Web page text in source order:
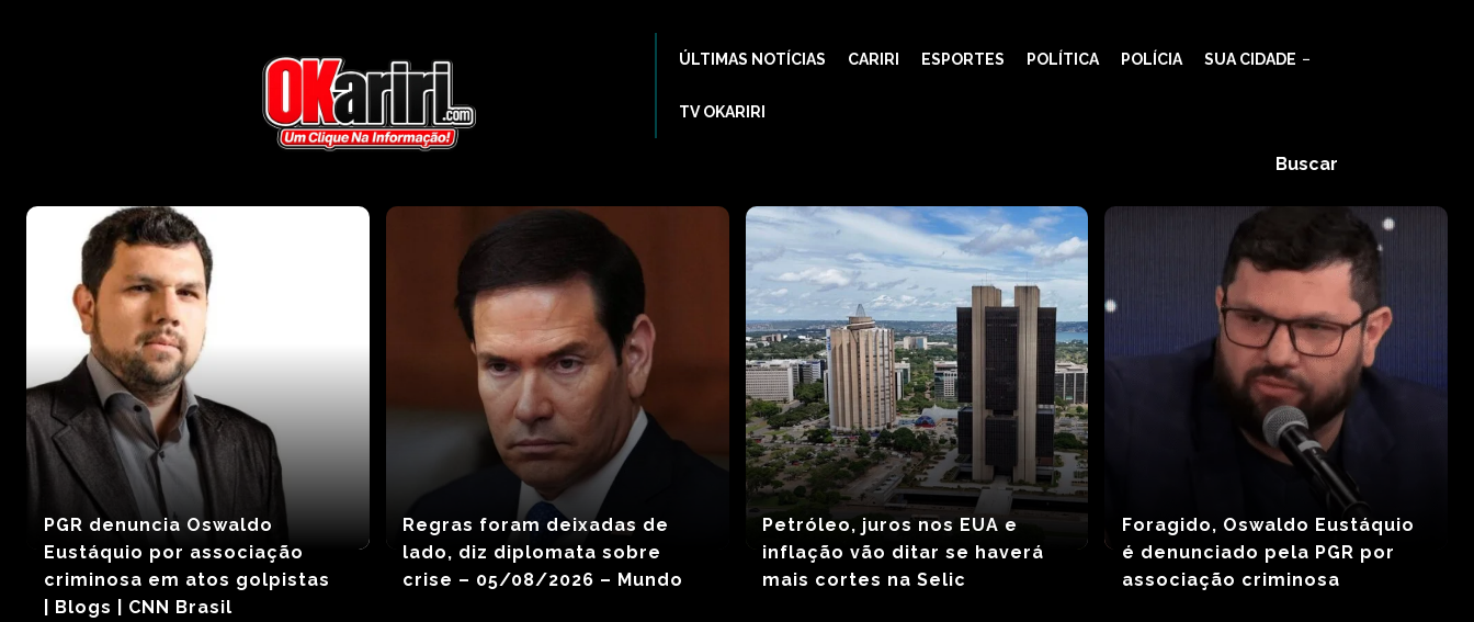
ÚLTIMAS NOTÍCIAS CARIRI ESPORTES POLÍTICA POLÍCIA SUA CIDADE
TV OKARIRI
Buscar
PGR denuncia Oswaldo
Eustáquio por associação
criminosa em atos golpistas
| Blogs | CNN Brasil
Regras foram deixadas de
lado, diz diplomata sobre
crise – 05/08/2026 – Mundo
Petróleo, juros nos EUA e
inflação vão ditar se haverá
mais cortes na Selic
Foragido, Oswaldo Eustáquio
é denunciado pela PGR por
associação criminosa